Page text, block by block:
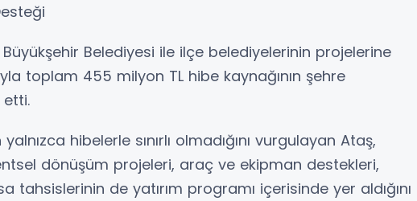
Belediyesi ile ilçe belediyelerinin projelerine
toplam 455 milyon TL hibe kaynağının şehre
etti.
hibelerle sınırlı olmadığını vurgulayan Ataş,
dönüşüm projeleri, araç ve ekipman destekleri,
tahsislerinin de yatırım programı içerisinde yer aldığını